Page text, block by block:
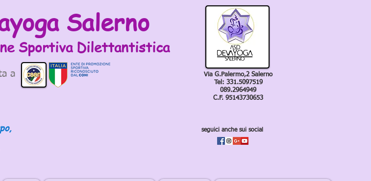
Salerno
Sportiva Dilettantistica
a
Via G.Palermo,2 Salerno
Tel: 331.5097519
089.2964949
C.F. 95143730653
seguici anche sui social